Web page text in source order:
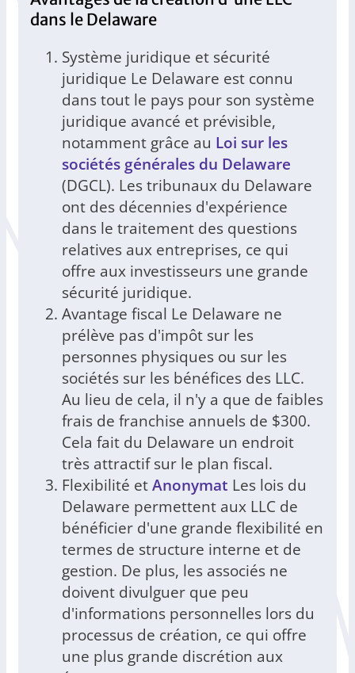
dans le Delaware
Système juridique et sécurité
juridique Le Delaware est connu
dans tout le pays pour son système
juridique avancé et prévisible,
notamment grâce au Loi sur les
sociétés générales du Delaware
(DGCL). Les tribunaux du Delaware
ont des décennies d'expérience
dans le traitement des questions
relatives aux entreprises, ce qui
offre aux investisseurs une grande
sécurité juridique.
Avantage fiscal Le Delaware ne
prélève pas d'impôt sur les
personnes physiques ou sur les
sociétés sur les bénéfices des LLC.
Au lieu de cela, il n'y a que de faibles
frais de franchise annuels de $300.
Cela fait du Delaware un endroit
très attractif sur le plan fiscal.
Flexibilité etAnonymat Les lois du
Delaware permettent aux LLC de
bénéficier d'une grande flexibilité en
termes de structure interne et de
gestion. De plus, les associés ne
doivent divulguer que peu
d'informations personnelles lors du
processus de création, ce qui offre
une plus grande discrétion aux